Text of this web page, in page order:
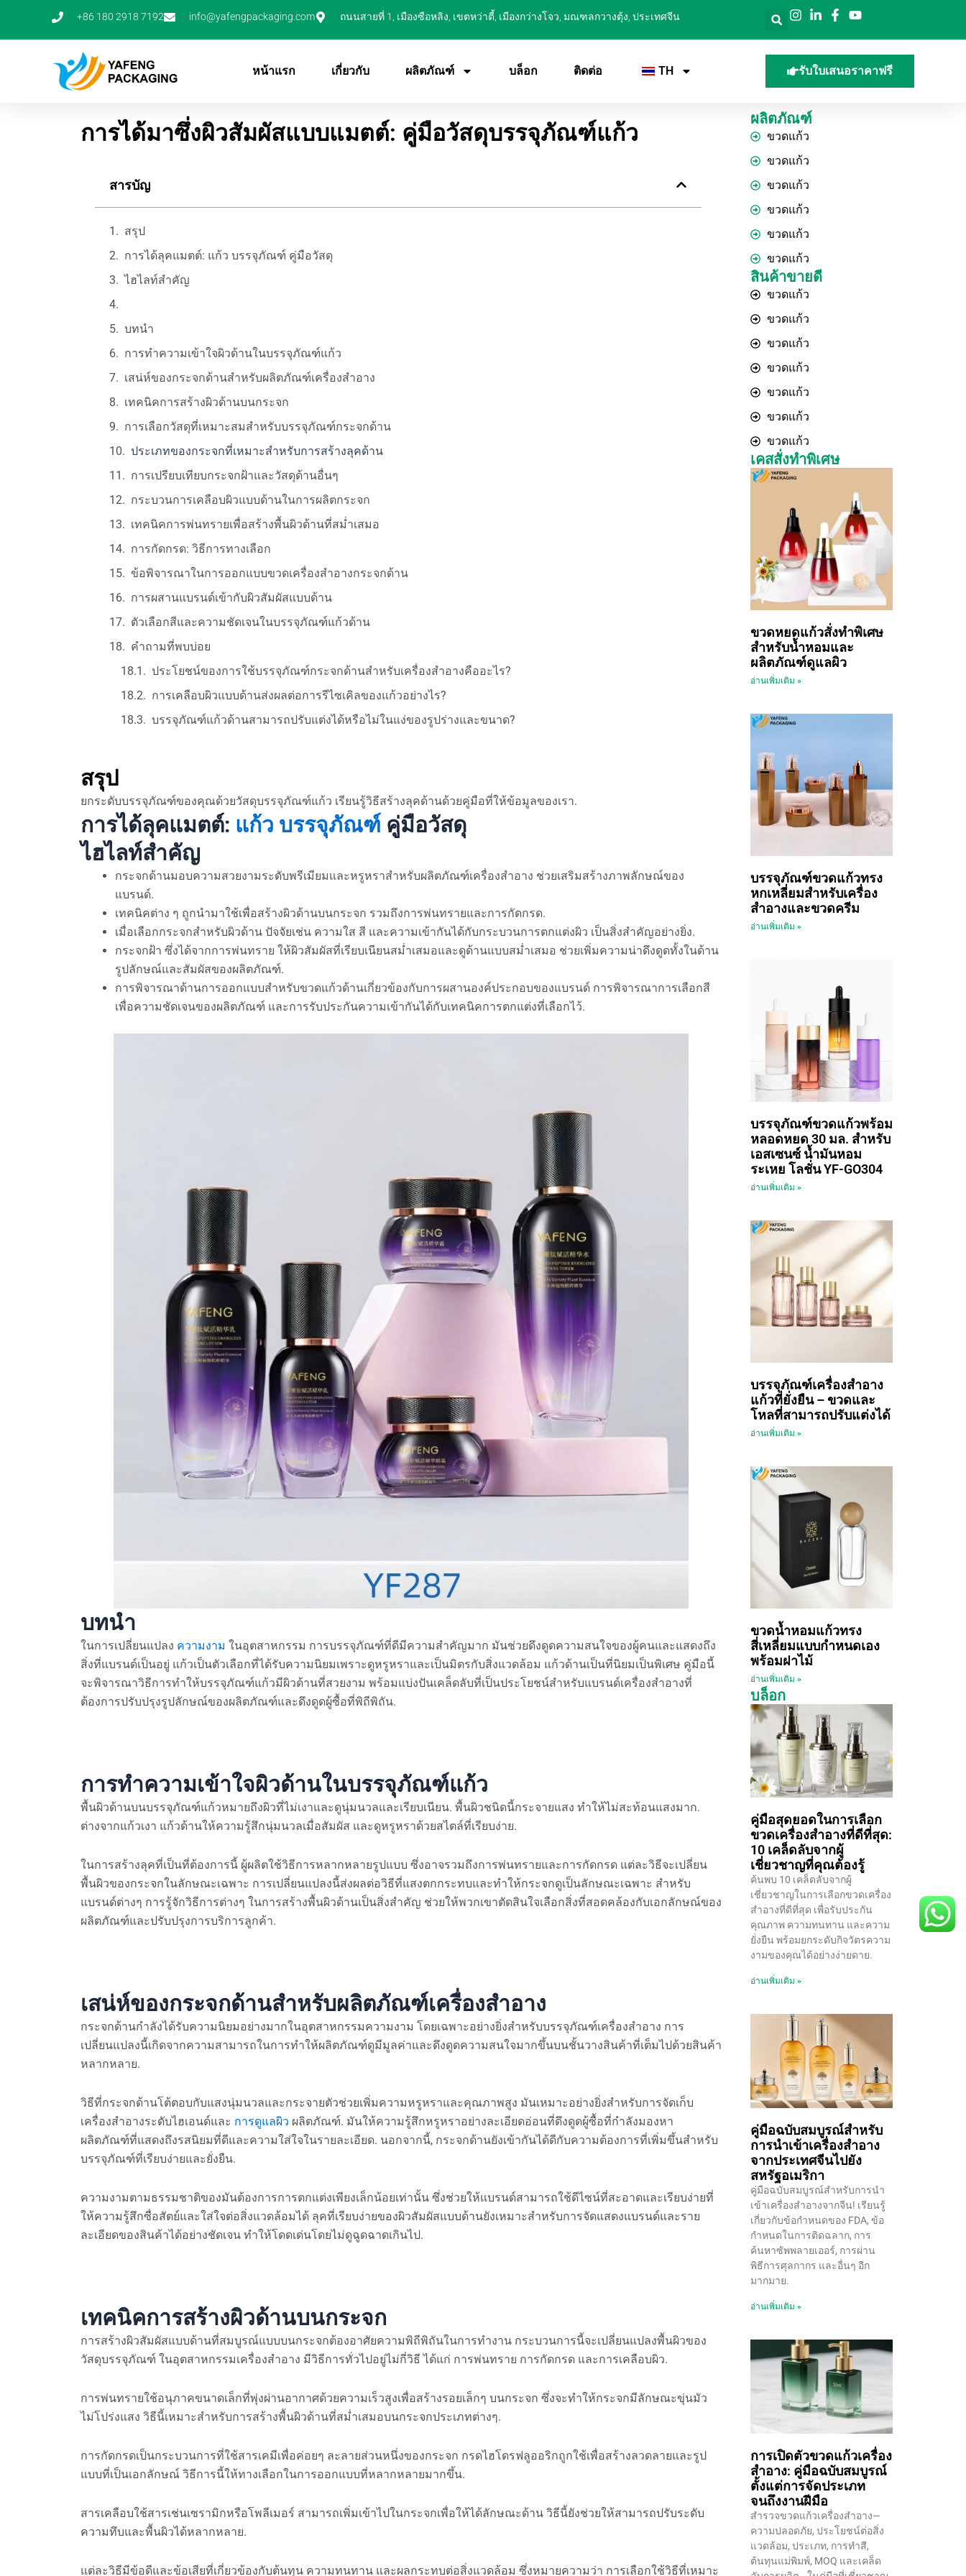
+86 180 2918 7192 info@yafengpackaging.com ถนนสายที่ 1, เมืองซือหลิง, เขตหว่าตี้, เมืองกว่างโจว, มณฑลกวางตุ้ง, ประเทศจีน
หน้าแรก เกี่ยวกับ ผลิตภัณฑ์ บล็อก ติดต่อ TH รับใบเสนอราคาฟรี
การได้มาซึ่งผิวสัมผัสแบบแมตต์: คู่มือวัสดุบรรจุภัณฑ์แก้ว
สารบัญ
สรุป
การได้ลุคแมตต์: แก้ว บรรจุภัณฑ์ คู่มือวัสดุ
ไฮไลท์สำคัญ
บทนำ
การทำความเข้าใจผิวด้านในบรรจุภัณฑ์แก้ว
เสน่ห์ของกระจกด้านสำหรับผลิตภัณฑ์เครื่องสำอาง
เทคนิคการสร้างผิวด้านบนกระจก
การเลือกวัสดุที่เหมาะสมสำหรับบรรจุภัณฑ์กระจกด้าน
ประเภทของกระจกที่เหมาะสำหรับการสร้างลุคด้าน
การเปรียบเทียบกระจกฝ้าและวัสดุด้านอื่นๆ
กระบวนการเคลือบผิวแบบด้านในการผลิตกระจก
เทคนิคการพ่นทรายเพื่อสร้างพื้นผิวด้านที่สม่ำเสมอ
การกัดกรด: วิธีการทางเลือก
ข้อพิจารณาในการออกแบบขวดเครื่องสำอางกระจกด้าน
การผสานแบรนด์เข้ากับผิวสัมผัสแบบด้าน
ตัวเลือกสีและความชัดเจนในบรรจุภัณฑ์แก้วด้าน
คำถามที่พบบ่อย
ประโยชน์ของการใช้บรรจุภัณฑ์กระจกด้านสำหรับเครื่องสำอางคืออะไร?
การเคลือบผิวแบบด้านส่งผลต่อการรีไซเคิลของแก้วอย่างไร?
บรรจุภัณฑ์แก้วด้านสามารถปรับแต่งได้หรือไม่ในแง่ของรูปร่างและขนาด?
สรุป
ยกระดับบรรจุภัณฑ์ของคุณด้วยวัสดุบรรจุภัณฑ์แก้ว เรียนรู้วิธีสร้างลุคด้านด้วยคู่มือที่ให้ข้อมูลของเรา.
การได้ลุคแมตต์: แก้ว บรรจุภัณฑ์ คู่มือวัสดุ
ไฮไลท์สำคัญ
กระจกด้านมอบความสวยงามระดับพรีเมียมและหรูหราสำหรับผลิตภัณฑ์เครื่องสำอาง ช่วยเสริมสร้างภาพลักษณ์ของ
แบรนด์.
เทคนิคต่าง ๆ ถูกนำมาใช้เพื่อสร้างผิวด้านบนกระจก รวมถึงการพ่นทรายและการกัดกรด.
เมื่อเลือกกระจกสำหรับผิวด้าน ปัจจัยเช่น ความใส สี และความเข้ากันได้กับกระบวนการตกแต่งผิว เป็นสิ่งสำคัญอย่างยิ่ง.
กระจกฝ้า ซึ่งได้จากการพ่นทราย ให้ผิวสัมผัสที่เรียบเนียนสม่ำเสมอและดูด้านแบบสม่ำเสมอ ช่วยเพิ่มความน่าดึงดูดทั้งในด้าน
รูปลักษณ์และสัมผัสของผลิตภัณฑ์.
การพิจารณาด้านการออกแบบสำหรับขวดแก้วด้านเกี่ยวข้องกับการผสานองค์ประกอบของแบรนด์ การพิจารณาการเลือกสี
เพื่อความชัดเจนของผลิตภัณฑ์ และการรับประกันความเข้ากันได้กับเทคนิคการตกแต่งที่เลือกไว้.
บทนำ
ในการเปลี่ยนแปลง ความงาม ในอุตสาหกรรม การบรรจุภัณฑ์ที่ดีมีความสำคัญมาก มันช่วยดึงดูดความสนใจของผู้คนและแสดงถึง
สิ่งที่แบรนด์เป็นอยู่ แก้วเป็นตัวเลือกที่ได้รับความนิยมเพราะดูหรูหราและเป็นมิตรกับสิ่งแวดล้อม แก้วด้านเป็นที่นิยมเป็นพิเศษ คู่มือนี้
จะพิจารณาวิธีการทำให้บรรจุภัณฑ์แก้วมีผิวด้านที่สวยงาม พร้อมแบ่งปันเคล็ดลับที่เป็นประโยชน์สำหรับแบรนด์เครื่องสำอางที่
ต้องการปรับปรุงรูปลักษณ์ของผลิตภัณฑ์และดึงดูดผู้ซื้อที่พิถีพิถัน.
การทำความเข้าใจผิวด้านในบรรจุภัณฑ์แก้ว
พื้นผิวด้านบนบรรจุภัณฑ์แก้วหมายถึงผิวที่ไม่เงาและดูนุ่มนวลและเรียบเนียน. พื้นผิวชนิดนี้กระจายแสง ทำให้ไม่สะท้อนแสงมาก.
ต่างจากแก้วเงา แก้วด้านให้ความรู้สึกนุ่มนวลเมื่อสัมผัส และดูหรูหราด้วยสไตล์ที่เรียบง่าย.
ในการสร้างลุคที่เป็นที่ต้องการนี้ ผู้ผลิตใช้วิธีการหลากหลายรูปแบบ ซึ่งอาจรวมถึงการพ่นทรายและการกัดกรด แต่ละวิธีจะเปลี่ยน
พื้นผิวของกระจกในลักษณะเฉพาะ การเปลี่ยนแปลงนี้ส่งผลต่อวิธีที่แสงตกกระทบและทำให้กระจกดูเป็นลักษณะเฉพาะ สำหรับ
แบรนด์ต่างๆ การรู้จักวิธีการต่างๆ ในการสร้างพื้นผิวด้านเป็นสิ่งสำคัญ ช่วยให้พวกเขาตัดสินใจเลือกสิ่งที่สอดคล้องกับเอกลักษณ์ของ
ผลิตภัณฑ์และปรับปรุงการบริการลูกค้า.
เสน่ห์ของกระจกด้านสำหรับผลิตภัณฑ์เครื่องสำอาง
กระจกด้านกำลังได้รับความนิยมอย่างมากในอุตสาหกรรมความงาม โดยเฉพาะอย่างยิ่งสำหรับบรรจุภัณฑ์เครื่องสำอาง การ
เปลี่ยนแปลงนี้เกิดจากความสามารถในการทำให้ผลิตภัณฑ์ดูมีมูลค่าและดึงดูดความสนใจมากขึ้นบนชั้นวางสินค้าที่เต็มไปด้วยสินค้า
หลากหลาย.
วิธีที่กระจกด้านโต้ตอบกับแสงนุ่มนวลและกระจายตัวช่วยเพิ่มความหรูหราและคุณภาพสูง มันเหมาะอย่างยิ่งสำหรับการจัดเก็บ
เครื่องสำอางระดับไฮเอนด์และ การดูแลผิว ผลิตภัณฑ์. มันให้ความรู้สึกหรูหราอย่างละเอียดอ่อนที่ดึงดูดผู้ซื้อที่กำลังมองหา
ผลิตภัณฑ์ที่แสดงถึงรสนิยมที่ดีและความใส่ใจในรายละเอียด. นอกจากนี้, กระจกด้านยังเข้ากันได้ดีกับความต้องการที่เพิ่มขึ้นสำหรับ
บรรจุภัณฑ์ที่เรียบง่ายและยั่งยืน.
ความงามตามธรรมชาติของมันต้องการการตกแต่งเพียงเล็กน้อยเท่านั้น ซึ่งช่วยให้แบรนด์สามารถใช้ดีไซน์ที่สะอาดและเรียบง่ายที่
ให้ความรู้สึกซื่อสัตย์และใส่ใจต่อสิ่งแวดล้อมได้ ลุคที่เรียบง่ายของผิวสัมผัสแบบด้านยังเหมาะสำหรับการจัดแสดงแบรนด์และราย
ละเอียดของสินค้าได้อย่างชัดเจน ทำให้โดดเด่นโดยไม่ดูฉูดฉาดเกินไป.
เทคนิคการสร้างผิวด้านบนกระจก
การสร้างผิวสัมผัสแบบด้านที่สมบูรณ์แบบบนกระจกต้องอาศัยความพิถีพิถันในการทำงาน กระบวนการนี้จะเปลี่ยนแปลงพื้นผิวของ
วัสดุบรรจุภัณฑ์ ในอุตสาหกรรมเครื่องสำอาง มีวิธีการทั่วไปอยู่ไม่กี่วิธี ได้แก่ การพ่นทราย การกัดกรด และการเคลือบผิว.
การพ่นทรายใช้อนุภาคขนาดเล็กที่พุ่งผ่านอากาศด้วยความเร็วสูงเพื่อสร้างรอยเล็กๆ บนกระจก ซึ่งจะทำให้กระจกมีลักษณะขุ่นมัว
ไม่โปร่งแสง วิธีนี้เหมาะสำหรับการสร้างพื้นผิวด้านที่สม่ำเสมอบนกระจกประเภทต่างๆ.
การกัดกรดเป็นกระบวนการที่ใช้สารเคมีเพื่อค่อยๆ ละลายส่วนหนึ่งของกระจก กรดไฮโดรฟลูออริกถูกใช้เพื่อสร้างลวดลายและรูป
แบบที่เป็นเอกลักษณ์ วิธีการนี้ให้ทางเลือกในการออกแบบที่หลากหลายมากขึ้น.
สารเคลือบใช้สารเช่นเซรามิกหรือโพลีเมอร์ สามารถเพิ่มเข้าไปในกระจกเพื่อให้ได้ลักษณะด้าน วิธีนี้ยังช่วยให้สามารถปรับระดับ
ความทึบและพื้นผิวได้หลากหลาย.
แต่ละวิธีมีข้อดีและข้อเสียที่เกี่ยวข้องกับต้นทุน ความทนทาน และผลกระทบต่อสิ่งแวดล้อม ซึ่งหมายความว่า การเลือกใช้วิธีที่เหมาะ
ผลิตภัณฑ์
ขวดแก้ว
ขวดแก้ว
ขวดแก้ว
ขวดแก้ว
ขวดแก้ว
ขวดแก้ว
สินค้าขายดี
ขวดแก้ว
ขวดแก้ว
ขวดแก้ว
ขวดแก้ว
ขวดแก้ว
ขวดแก้ว
ขวดแก้ว
เคสสั่งทำพิเศษ
ขวดหยดแก้วสั่งทำพิเศษ
สำหรับน้ำหอมและ
ผลิตภัณฑ์ดูแลผิว
อ่านเพิ่มเติม »
บรรจุภัณฑ์ขวดแก้วทรง
หกเหลี่ยมสำหรับเครื่อง
สำอางและขวดครีม
อ่านเพิ่มเติม »
บรรจุภัณฑ์ขวดแก้วพร้อม
หลอดหยด 30 มล. สำหรับ
เอสเซนซ์ น้ำมันหอม
ระเหย โลชั่น YF-GO304
อ่านเพิ่มเติม »
บรรจุภัณฑ์เครื่องสำอาง
แก้วที่ยั่งยืน – ขวดและ
โหลที่สามารถปรับแต่งได้
อ่านเพิ่มเติม »
ขวดน้ำหอมแก้วทรง
สี่เหลี่ยมแบบกำหนดเอง
พร้อมฝาไม้
อ่านเพิ่มเติม »
บล็อก
คู่มือสุดยอดในการเลือก
ขวดเครื่องสำอางที่ดีที่สุด:
10 เคล็ดลับจากผู้
เชี่ยวชาญที่คุณต้องรู้
ค้นพบ 10 เคล็ดลับจากผู้
เชี่ยวชาญในการเลือกขวดเครื่อง
สำอางที่ดีที่สุด เพื่อรับประกัน
คุณภาพ ความทนทาน และความ
ยั่งยืน พร้อมยกระดับกิจวัตรความ
งามของคุณได้อย่างง่ายดาย.
อ่านเพิ่มเติม »
คู่มือฉบับสมบูรณ์สำหรับ
การนำเข้าเครื่องสำอาง
จากประเทศจีนไปยัง
สหรัฐอเมริกา
คู่มือฉบับสมบูรณ์สำหรับการนำ
เข้าเครื่องสำอางจากจีน! เรียนรู้
เกี่ยวกับข้อกำหนดของ FDA, ข้อ
กำหนดในการติดฉลาก, การ
ค้นหาซัพพลายเออร์, การผ่าน
พิธีการศุลกากร และอื่นๆ อีก
มากมาย.
อ่านเพิ่มเติม »
การเปิดตัวขวดแก้วเครื่อง
สำอาง: คู่มือฉบับสมบูรณ์
ตั้งแต่การจัดประเภท
จนถึงงานฝีมือ
สำรวจขวดแก้วเครื่องสำอาง—
ความปลอดภัย, ประโยชน์ต่อสิ่ง
แวดล้อม, ประเภท, การทำสี,
ต้นทุนแม่พิมพ์, MOQ และเคล็ด